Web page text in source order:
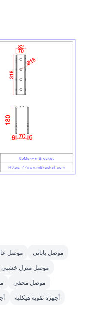
موصل
موصل ياباني
موصل منزل خشبي
موصل مخفي
أجهزة تقوية هيكلية